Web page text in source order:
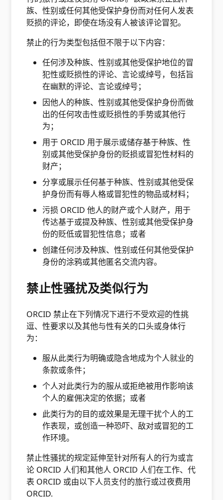
族、性别或任何其他受保护身份而对任何人发表
贬损的评论，即使在场没有人被该评论冒犯。
禁止的行为类型包括但不限于以下内容：
任何涉及种族、性别或其他受保护地位的冒
犯性或贬损性的评论、言论或绰号，包括旨
在幽默的评论、言论或绰号；
因他人的种族、性别或其他受保护身份而做
出的任何攻击性或贬损性的手势或其他行
为；
用于 ORCID 用于展示或储存基于种族、性
别或其他受保护身份的贬损或冒犯性材料的
财产；
分享或展示任何基于种族、性别或其他受保
护身份而有辱人格或冒犯性的物品或材料；
污损 ORCID 他人的财产或个人财产，用于
传达基于或提及种族、性别或其他受保护身
份的贬低或冒犯性信息；或者
创建任何涉及种族、性别或任何其他受保护
身份的涂鸦或其他匿名交流内容。
禁止性骚扰及类似行为
ORCID 禁止在下列情况下进行不受欢迎的性挑
逗、性要求以及其他与性有关的口头或身体行
为：
服从此类行为明确或隐含地成为个人就业的
条款或条件；
个人对此类行为的服从或拒绝被用作影响该
个人的雇佣决定的依据；或者
此类行为的目的或效果是无理干扰个人的工
作表现，或创造一种恐吓、敌对或冒犯的工
作环境。
禁止性骚扰的规定延伸至针对所有人的行为或言
论 ORCID 人们和其他人 ORCID 人们在工作、代
表 ORCID 或由以下人员支付的旅行或过夜费用
ORCID.